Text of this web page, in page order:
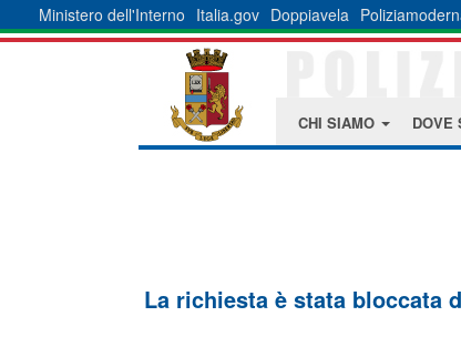
Ministero dell'Interno Italia.gov Doppiavela
CHI SIAMO DOVE
La richiesta è stata bloccata